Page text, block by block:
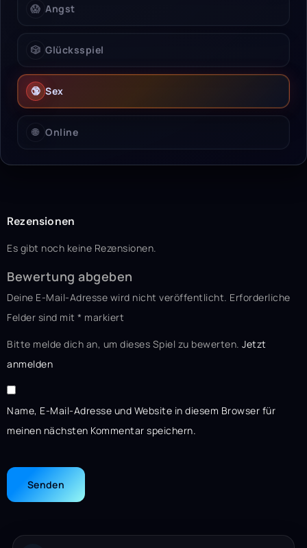
😱 Angst
🎲 Glücksspiel
🔞 Sex
🌐 Online
Rezensionen
Es gibt noch keine Rezensionen.
Bewertung abgeben
Deine E-Mail-Adresse wird nicht veröffentlicht. Erforderliche
Felder sind mit * markiert
Bitte melde dich an, um dieses Spiel zu bewerten. Jetzt
anmelden
Name, E-Mail-Adresse und Website in diesem Browser für
meinen nächsten Kommentar speichern.